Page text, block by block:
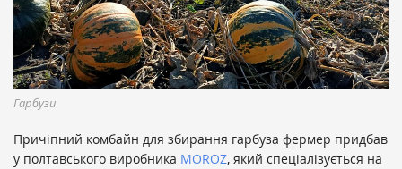
Гарбузи
Причіпний комбайн для збирання гарбуза фермер придбав
у полтавського виробника MOROZ, який спеціалізується на